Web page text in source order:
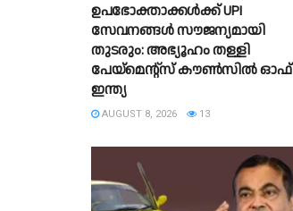
ഉപഭോക്താക്കൾക്ക് UPI
സേവനങ്ങൾ സൗജന്യമായി
തുടരും: അഭ്യൂഹം തള്ളി
പേയ്‌മെന്റ്സ് കൗൺസിൽ ഓഫ്
ഇന്ത്യ
AUGUST 8, 2026 13